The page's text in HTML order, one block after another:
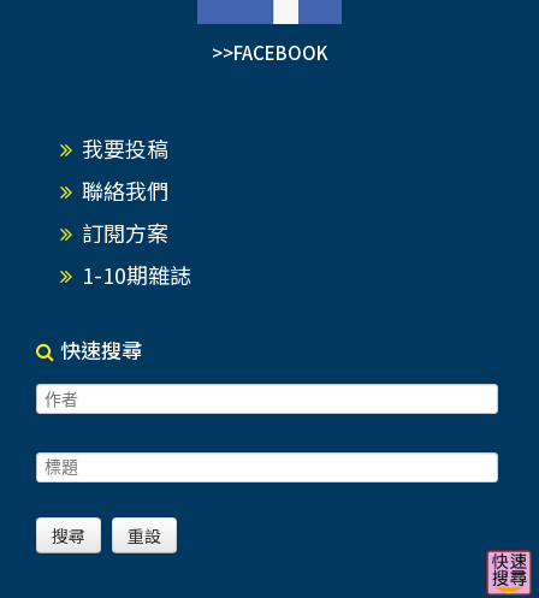
>>FACEBOOK
我要投稿
聯絡我們
訂閱方案
1-10期雜誌
快速搜尋